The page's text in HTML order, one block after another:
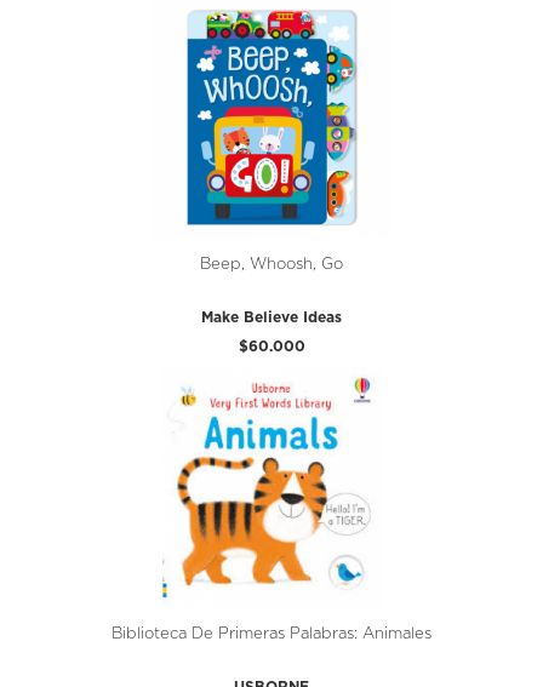
Beep, Whoosh, Go
Make Believe Ideas
$60.000
Biblioteca De Primeras Palabras: Animales